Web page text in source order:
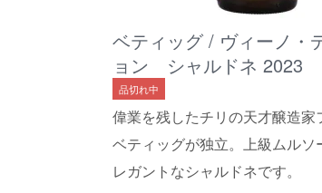
ベティッグ / ヴィーノ・
ョン シャルドネ 2023
品切れ中
偉業を残したチリの天才醸造家
ベティッグが独立。上級ムルソ
レガントなシャルドネです。